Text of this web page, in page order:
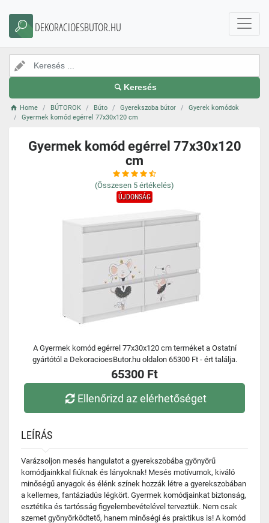
DEKORACIOESBUTOR.HU
Keresés
Home BÚTOROK Búto Gyerekszoba bútor
Gyerek komódok
Gyermek komód egérrel 77x30x120 cm
Gyermek komód egérrel 77x30x120
cm
(Összesen 5 értékelés)
ÚJDONSÁG
A Gyermek komód egérrel 77x30x120 cm terméket a Ostatní
gyártótól a DekoracioesButor.hu oldalon 65300 Ft - ért találja.
65300 Ft
Ellenőrizd az elérhetőséget
LEÍRÁS
Varázsoljon mesés hangulatot a gyerekszobába gyönyörű
komódjainkkal fiúknak és lányoknak! Mesés motívumok, kiváló
minőségű anyagok és élénk színek hozzák létre a gyerekszobában
a kellemes, fantáziadús légkört. Gyermek komódjainkat biztonság,
esztétika és tartósság figyelembevételével terveztük. Nem csak
szemet gyönyörködtető, hanem minőségi és praktikus is! A komód